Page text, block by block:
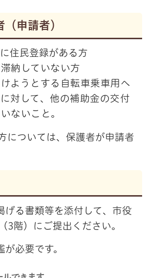
申請者）
住民登録がある方
納していない方
ようとする自転車乗車用ヘ
対して、他の補助金の交付
ないこと。
については、保護者が申請者
げる書類等を添付して、市役
3階）にご提出ください。
必要です。